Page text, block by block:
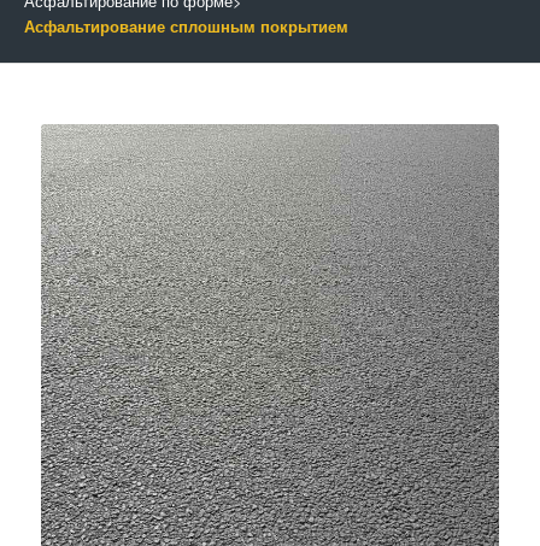
Асфальтирование сплошным покрытием